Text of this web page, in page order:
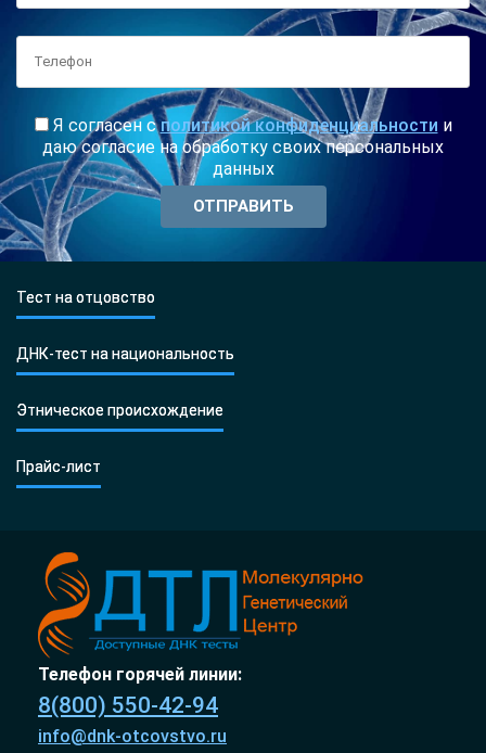
Я согласен сполитикой конфиденциальности и
даю согласие на обработку своих персональных
данных
Тест на отцовство
ДНК-тест на национальность
Этническое происхождение
Прайс-лист
Телефон горячей линии:
8(800) 550-42-94
info@dnk-otcovstvo.ru